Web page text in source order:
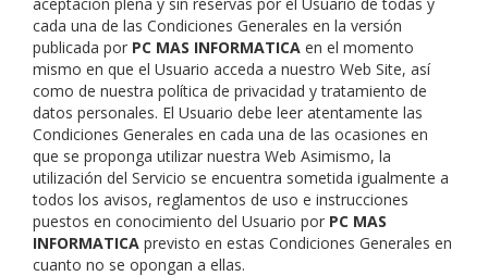
cada una de las Condiciones Generales en la versión
publicada por PC MAS INFORMATICA en el momento
mismo en que el Usuario acceda a nuestro Web Site, así
como de nuestra política de privacidad y tratamiento de
datos personales. El Usuario debe leer atentamente las
Condiciones Generales en cada una de las ocasiones en
que se proponga utilizar nuestra Web Asimismo, la
utilización del Servicio se encuentra sometida igualmente a
todos los avisos, reglamentos de uso e instrucciones
puestos en conocimiento del Usuario por PC MAS
INFORMATICA previsto en estas Condiciones Generales en
cuanto no se opongan a ellas.